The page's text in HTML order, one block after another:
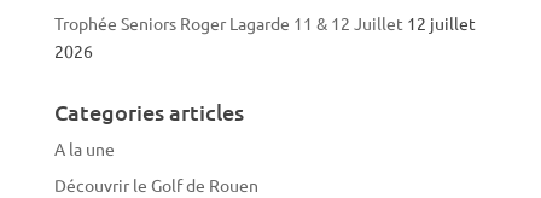
Trophée Seniors Roger Lagarde 11 & 12 Juillet 12 juillet
2026
Categories articles
A la une
Découvrir le Golf de Rouen